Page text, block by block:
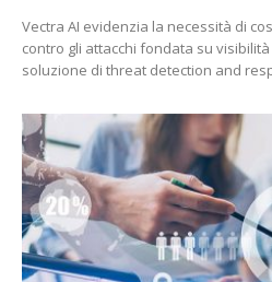
Vectra AI evidenzia la necessità di
contro gli attacchi fondata su
soluzione di threat detection and